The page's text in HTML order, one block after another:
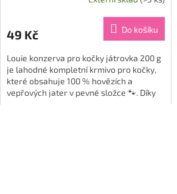
49 Kč Do košíku
Louie konzerva pro kočky játrovka 200 g
je lahodné kompletní krmivo pro kočky,
které obsahuje 100 % hovězích a
vepřových jater v pevné složce 🐾. Díky